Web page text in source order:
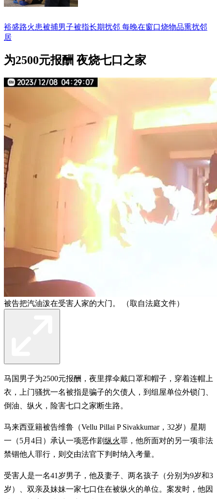
裕盛路火患被捕男子被指长期扰邻 每晚在窗口烧物品熏扰邻
居
为2500元报酬 夜烧七口之家
被告把汽油泼在受害人家的大门。 （取自法庭文件）
马国男子为2500元报酬，夜里撑伞戴口罩和帽子，穿着连帽上
衣，上门骚扰一名被指是骗子的欠债人，到组屋单位外锁门、
倒油、纵火，险害七口之家断生路。
马来西亚籍被告维鲁（Vellu Pillai P Sivakkumar，32岁）星期
一（5月4日）承认一项恶作剧纵火罪，他所面对的另一项非法
禁锢他人罪行，则交由法官下判时纳入考量。
受害人是一名41岁男子，他及妻子、两名孩子（分别为9岁和3
岁）、双亲及妹妹一家七口住在被纵火的单位。案发时，他因